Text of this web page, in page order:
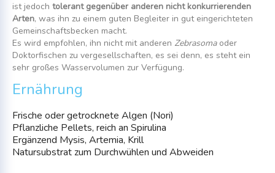
ist jedoch tolerant gegenüber anderen nicht konkurrierenden
Arten, was ihn zu einem guten Begleiter in gut eingerichteten
Gemeinschaftsbecken macht.
Es wird empfohlen, ihn nicht mit anderen Zebrasomaoder
Doktorfischen zu vergesellschaften, es sei denn, es steht ein
sehr großes Wasservolumen zur Verfügung.
Ernährung
Frische oder getrocknete Algen (Nori)
Pflanzliche Pellets, reich an Spirulina
Ergänzend Mysis, Artemia, Krill
Natursubstrat zum Durchwühlen und Abweiden